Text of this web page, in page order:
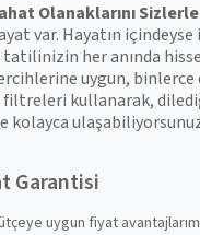
Olanaklarını
var. Hayatın
her anında
uygun,
filtreleri kullanarak,
kolayca
Garantisi
uygun fiyat